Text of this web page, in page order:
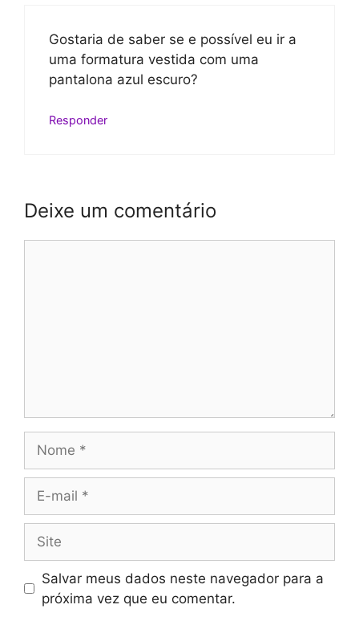
Gostaria de saber se e possível eu ir a
uma formatura vestida com uma
pantalona azul escuro?
Responder
Deixe um comentário
mail
Salvar meus dados neste navegador para a
próxima vez que eu comentar.